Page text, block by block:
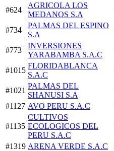
#624
AGRICOLA LOS
MEDANOS S.A
#734
PALMAS DEL ESPINO
S.A
#773
INVERSIONES
YARABAMBA S.A.C
#1015
FLORIDABLANCA
S.A.C
#1021
PALMAS DEL
SHANUSI S.A
#1127 AVO PERU S.A.C
#1135
CULTIVOS
ECOLOGICOS DEL
PERU S.A.C
#1319 ARENA VERDE S.A.C